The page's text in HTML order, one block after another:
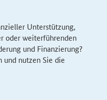
Unterstützung,
oder weiterführenden
und Finanzierung?
und nutzen Sie die